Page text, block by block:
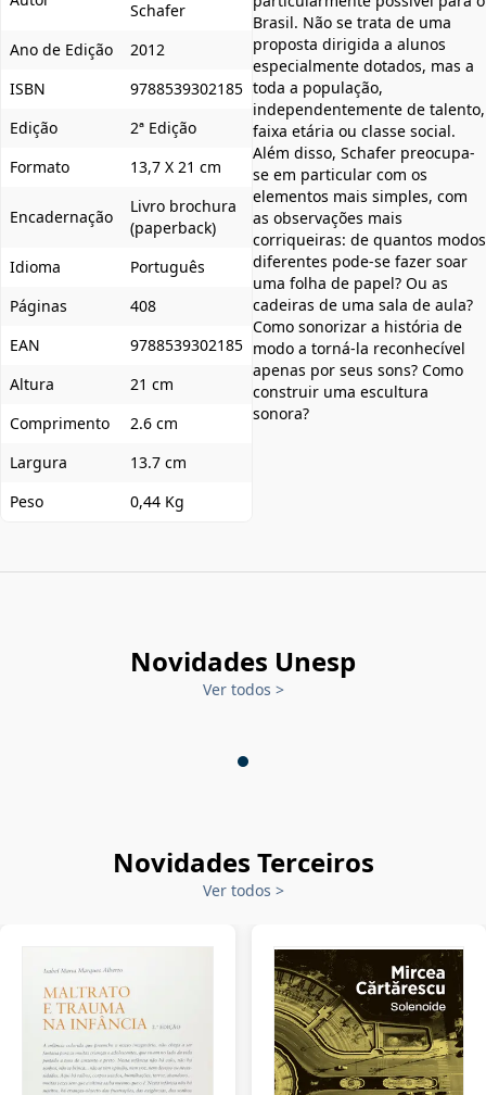
Schafer
Ano de Edição
2012
ISBN
9788539302185
Edição
2ª Edição
Formato
13,7 X 21 cm
Encadernação
Livro brochura
(paperback)
Idioma
Português
Páginas
408
EAN
9788539302185
Altura
21 cm
Comprimento
2.6 cm
Largura
13.7 cm
Peso
0,44 Kg
Brasil. Não se trata de uma
proposta dirigida a alunos
especialmente dotados, mas a
toda a população,
independentemente de talento,
faixa etária ou classe social.
Além disso, Schafer preocupa-
se em particular com os
elementos mais simples, com
as observações mais
corriqueiras: de quantos modos
diferentes pode-se fazer soar
uma folha de papel? Ou as
cadeiras de uma sala de aula?
Como sonorizar a história de
modo a torná-la reconhecível
apenas por seus sons? Como
construir uma escultura
sonora?
Novidades Unesp
Ver todos >
Novidades Terceiros
Ver todos >